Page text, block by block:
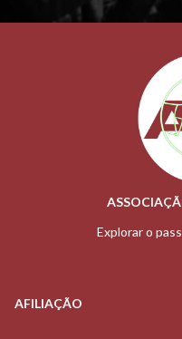
Explorar o
AFILIAÇÃO